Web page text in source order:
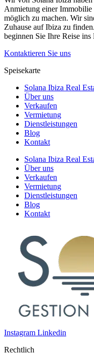
Anmietung einer
möglich zu machen. Wir
Zuhause auf Ibiza zu
beginnen Sie Ihre Reise ins
Kontaktieren Sie uns
Speisekarte
Solana Ibiza Real
Über uns
Verkaufen
Vermietung
Dienstleistungen
Blog
Kontakt
Solana Ibiza Real
Über uns
Verkaufen
Vermietung
Dienstleistungen
Blog
Kontakt
Instagram Linkedin
Rechtlich